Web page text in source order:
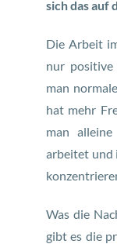
sich das auf
Die Arbeit
nur
man
hat mehr
man
arbeitet und
Was die
gibt es die